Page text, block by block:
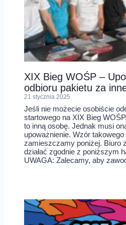
XIX Bieg WOŚP –
odbioru pakietu za
21 stycznia 2025
Jeśli nie możecie osobiście
startowego na XIX Bieg
to inną osobę. Jednak musi
upoważnienie. Wzór
zamieszczamy poniżej. Biuro
działać zgodnie z poniższym
UWAGA: Zalecamy, aby